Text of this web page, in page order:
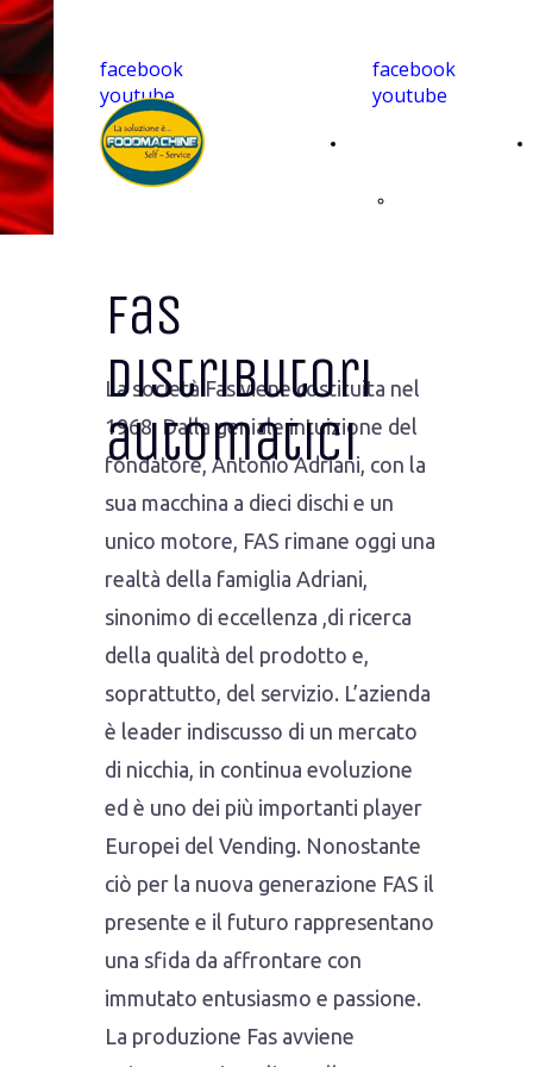
facebook
youtube
facebook
youtube
Fas
distributori
automatici
La società Fas viene costituita nel
1968. Dalla geniale intuizione del
fondatore, Antonio Adriani, con la
sua macchina a dieci dischi e un
unico motore, FAS rimane oggi una
realtà della famiglia Adriani,
sinonimo di eccellenza ,di ricerca
della qualità del prodotto e,
soprattutto, del servizio. L’azienda
è leader indiscusso di un mercato
di nicchia, in continua evoluzione
ed è uno dei più importanti player
Europei del Vending. Nonostante
ciò per la nuova generazione FAS il
presente e il futuro rappresentano
una sfida da affrontare con
immutato entusiasmo e passione.
La produzione Fas avviene